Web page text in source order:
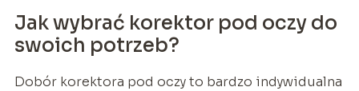
Jak wybrać korektor pod oczy do
swoich potrzeb?
Dobór korektora pod oczy to bardzo indywidualna